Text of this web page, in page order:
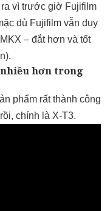
ra vì trước giờ Fujifilm
dù Fujifilm vẫn duy
– đắt hơn và tốt
hơn trong
phẩm rất thành công
chính là X-T3.